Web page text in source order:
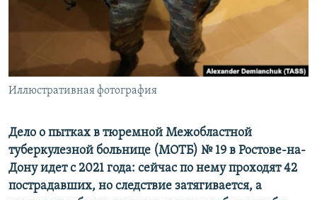
СОЦИАЛЬНЫЕ СЕТИ
Иллюстративная фотография
Дело о пытках в тюремной Межобластной
туберкулезной больнице (МОТБ) № 19 в Ростове-на-
Дону идет с 2021 года: сейчас по нему проходят 42
пострадавших, но следствие затягивается, а